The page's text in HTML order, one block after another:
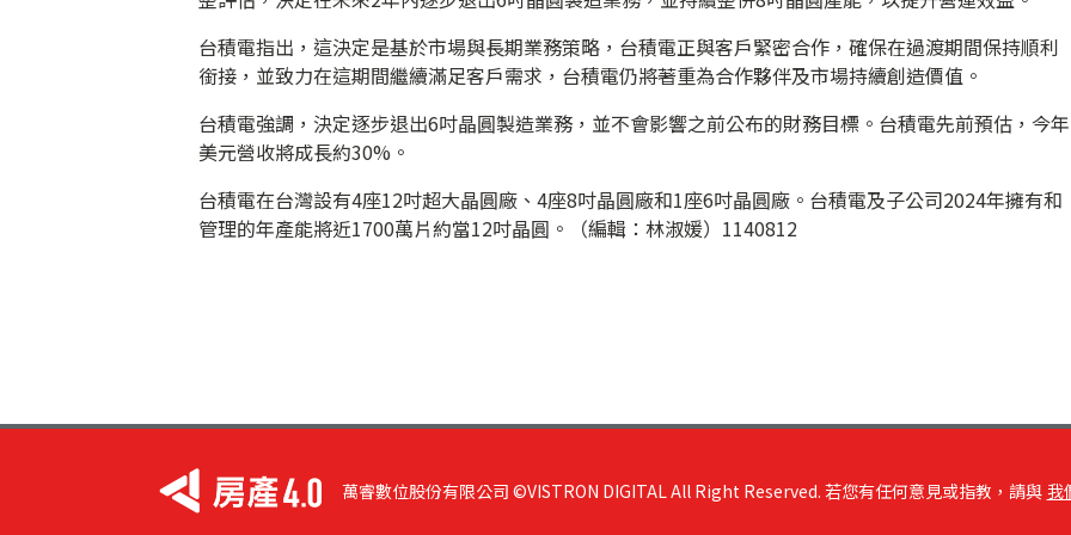
台積電指出，這決定是基於市場與長期業務策略，台積電正與客戶緊密合作，確保在過渡期間保持順利
銜接，並致力在這期間繼續滿足客戶需求，台積電仍將著重為合作夥伴及市場持續創造價值。
台積電強調，決定逐步退出6吋晶圓製造業務，並不會影響之前公布的財務目標。台積電先前預估，今年
美元營收將成長約30%。
台積電在台灣設有4座12吋超大晶圓廠、4座8吋晶圓廠和1座6吋晶圓廠。台積電及子公司2024年擁有和
管理的年產能將近1700萬片約當12吋晶圓。（編輯：林淑媛）1140812
萬睿數位股份有限公司 ©VISTRON DIGITAL All Right Reserved. 若您有任何意見或指教，請與 我